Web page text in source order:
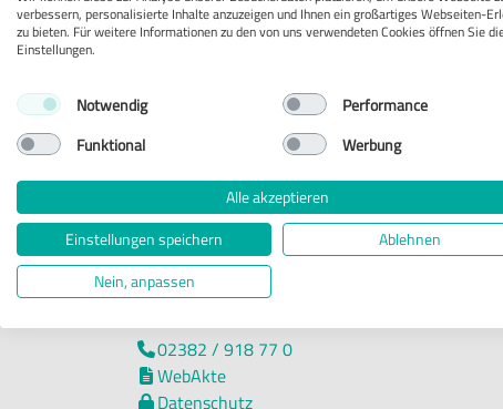
 Zurück
Gosda Havighorst Huster
Rechtsanwälte PartGmbB
Hammer Straße 99
59227 Ahlen
02382 / 918 77 0
 WebAkte
 Datenschutz
verbessern, personalisierte Inhalte anzuzeigen und Ihnen ein großartiges Webseiten-
zu bieten. Für weitere Informationen zu den von uns verwendeten Cookies öffnen Sie
Einstellungen.
Notwendig
Performance
Funktional
Werbung
Alle akzeptieren
Einstellungen speichern
Ablehnen
Nein, anpassen